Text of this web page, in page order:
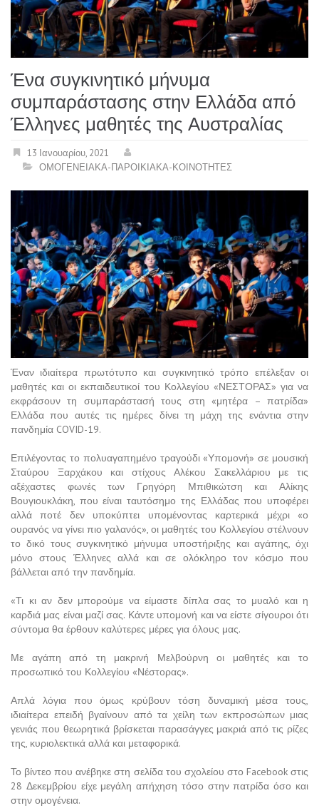
Ένα συγκινητικό μήνυμα
συμπαράστασης στην Ελλάδα από
Έλληνες μαθητές της Αυστραλίας
13 Ιανουαρίου, 2021
ΟΜΟΓΕΝΕΙΑΚΑ-ΠΑΡΟΙΚΙΑΚΑ-ΚΟΙΝΟΤΗΤΕΣ
Έναν ιδιαίτερα πρωτότυπο και συγκινητικό τρόπο επέλεξαν οι
μαθητές και οι εκπαιδευτικοί του Κολλεγίου «ΝΕΣΤΟΡΑΣ» για να
εκφράσουν τη συμπαράστασή τους στη «μητέρα – πατρίδα»
Ελλάδα που αυτές τις ημέρες δίνει τη μάχη της ενάντια στην
πανδημία COVID-19.
Επιλέγοντας το πολυαγαπημένο τραγούδι «Υπομονή» σε μουσική
Σταύρου Ξαρχάκου και στίχους Αλέκου Σακελλάριου με τις
αξέχαστες φωνές των Γρηγόρη Μπιθικώτση και Αλίκης
Βουγιουκλάκη, που είναι ταυτόσημο της Ελλάδας που υποφέρει
αλλά ποτέ δεν υποκύπτει υπομένοντας καρτερικά μέχρι «ο
ουρανός να γίνει πιο γαλανός», οι μαθητές του Κολλεγίου στέλνουν
το δικό τους συγκινητικό μήνυμα υποστήριξης και αγάπης, όχι
μόνο στους Έλληνες αλλά και σε ολόκληρο τον κόσμο που
βάλλεται από την πανδημία.
«Τι κι αν δεν μπορούμε να είμαστε δίπλα σας το μυαλό και η
καρδιά μας είναι μαζί σας. Κάντε υπομονή και να είστε σίγουροι ότι
σύντομα θα έρθουν καλύτερες μέρες για όλους μας.
Με αγάπη από τη μακρινή Μελβούρνη οι μαθητές και το
προσωπικό του Κολλεγίου «Νέστορας».
Απλά λόγια που όμως κρύβουν τόση δυναμική μέσα τους,
ιδιαίτερα επειδή βγαίνουν από τα χείλη των εκπροσώπων μιας
γενιάς που θεωρητικά βρίσκεται παρασάγγες μακριά από τις ρίζες
της, κυριολεκτικά αλλά και μεταφορικά.
Το βίντεο που ανέβηκε στη σελίδα του σχολείου στο Facebook στις
28 Δεκεμβρίου είχε μεγάλη απήχηση τόσο στην πατρίδα όσο και
στην ομογένεια.